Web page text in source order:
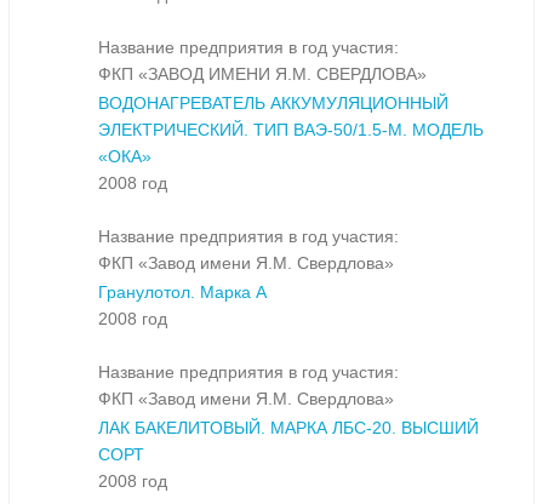
Название предприятия в год участия:
ФКП «ЗАВОД ИМЕНИ Я.М. СВЕРДЛОВА»
ВОДОНАГРЕВАТЕЛЬ АККУМУЛЯЦИОННЫЙ
ЭЛЕКТРИЧЕСКИЙ. ТИП ВАЭ-50/1.5-М. МОДЕЛЬ
«ОКА»
2008 год
Название предприятия в год участия:
ФКП «Завод имени Я.М. Свердлова»
Гранулотол. Марка А
2008 год
Название предприятия в год участия:
ФКП «Завод имени Я.М. Свердлова»
ЛАК БАКЕЛИТОВЫЙ. МАРКА ЛБС-20. ВЫСШИЙ
СОРТ
2008 год